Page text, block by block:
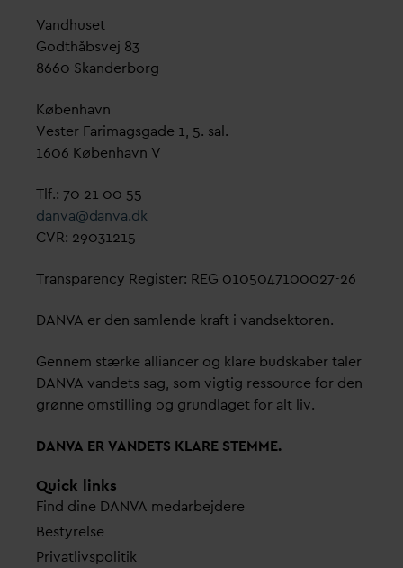
Vandhuset
Godthåbsvej 83
8660 Skanderborg
København
Vester Farimagsgade 1, 5. sal.
1606 København V
Tlf.: 70 21 00 55
danva@danva.dk
CVR: 29031215
Transparency Register: REG 0105047100027-26
DANVA er den samlende kraft i vandsektoren.
Gennem stærke alliancer og klare budskaber taler
DANVA vandets sag, som vigtig ressource for den
grønne omstilling og grundlaget for alt liv.
DANVA ERVANDETS KLARE STEMME.
Quick links
Find dine DANVA medarbejdere
Bestyrelse
Privatlivspolitik